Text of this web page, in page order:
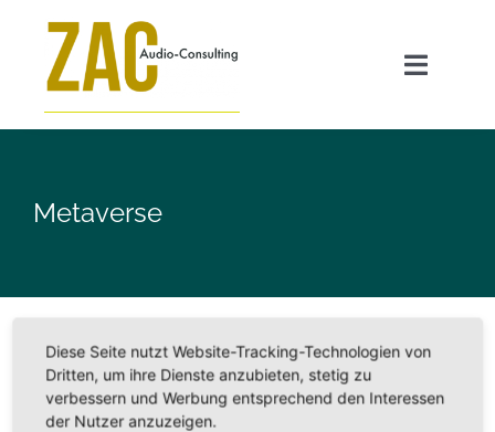
springen
Toggle
GEO für Radiosender
Transparenzpflicht AI Act
ZAC FAQ
Metaverse
Diese Seite nutzt Website-Tracking-Technologien von
Dritten, um ihre Dienste anzubieten, stetig zu
verbessern und Werbung entsprechend den Interessen
der Nutzer anzuzeigen.